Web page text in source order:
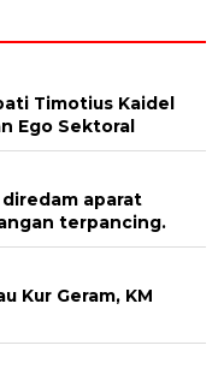
Timotius Kaidel
Ego Sektoral
aparat
terpancing.
Kur Geram, KM